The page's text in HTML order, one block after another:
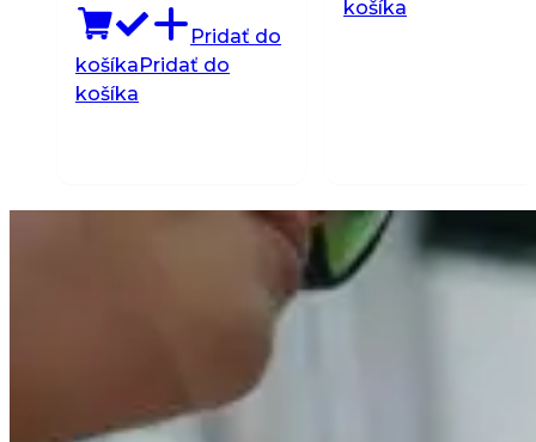
Pridať do
košíkaPridať do
košíka
košíka